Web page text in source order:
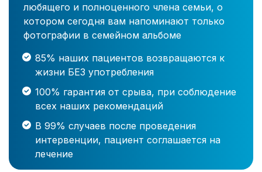
любящего и полноценного члена семьи, о
котором сегодня вам напоминают только
фотографии в семейном альбоме
85% наших пациентов возвращаются к
жизни БЕЗ употребления
100% гарантия от срыва, при соблюдение
всех наших рекомендаций
В 99% случаев после проведения
интервенции, пациент соглашается на
лечение